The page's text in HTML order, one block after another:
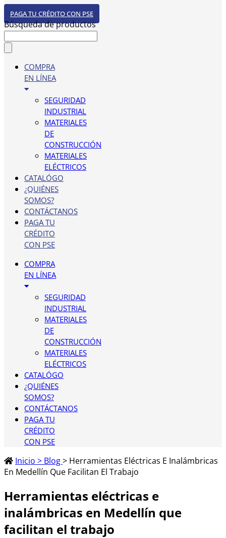
PAGA TU CRÉDITO CON PSE
Búsqueda de productos
COMPRA
EN LÍNEA
SEGURIDAD
INDUSTRIAL
MATERIALES
DE
CONSTRUCCIÓN
MATERIALES
ELÉCTRICOS
CATALÓGO
¿QUIÉNES
SOMOS?
CONTÁCTANOS
PAGA TU
CRÉDITO
CON PSE
COMPRA
EN LÍNEA
SEGURIDAD
INDUSTRIAL
MATERIALES
DE
CONSTRUCCIÓN
MATERIALES
ELÉCTRICOS
CATALÓGO
¿QUIÉNES
SOMOS?
CONTÁCTANOS
PAGA TU
CRÉDITO
CON PSE
Inicio > Blog> Herramientas Eléctricas E Inalámbricas
En Medellín Que Facilitan El Trabajo
Herramientas eléctricas e
inalámbricas en Medellín que
facilitan el trabajo